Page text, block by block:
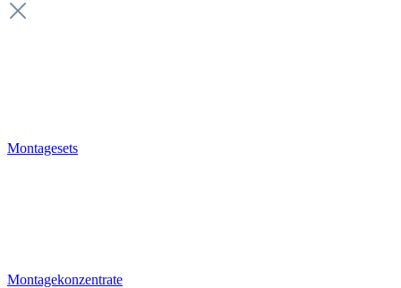
Montagesets
Montagekonzentrate